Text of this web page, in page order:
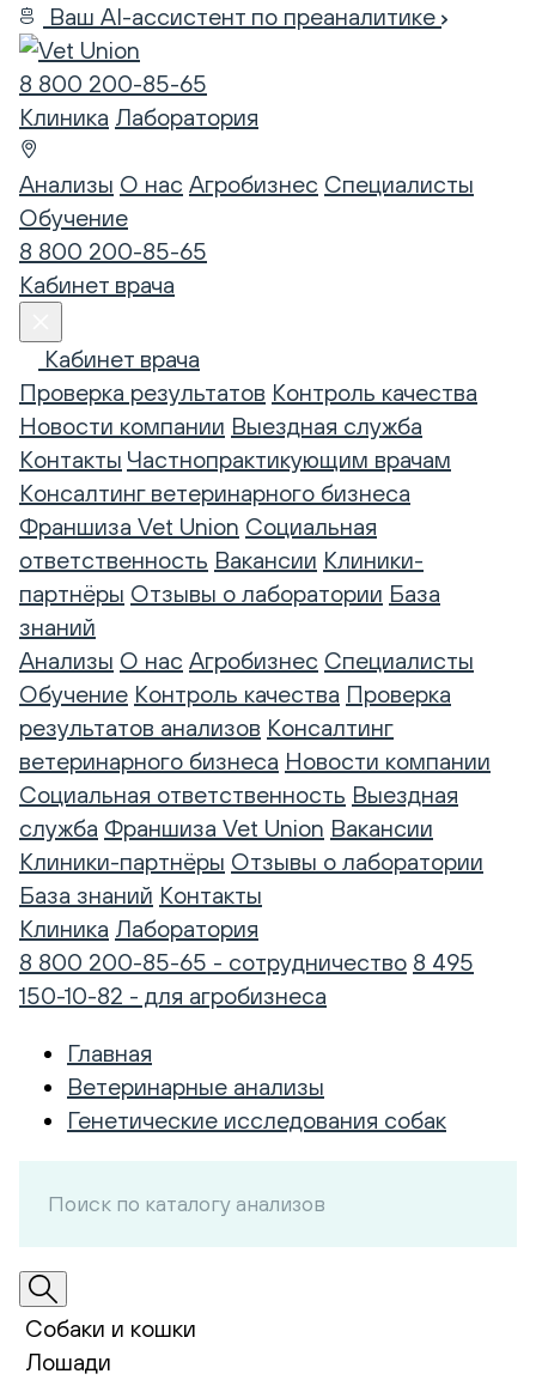
Ваш AI-ассистент по преаналитике
8 800 200-85-65
Клиника Лаборатория
Анализы О нас Агробизнес Специалисты
Обучение
8 800 200-85-65
Кабинет врача
Кабинет врача
Проверка результатов Контроль качества
Новости компании Выездная служба
Контакты Частнопрактикующим врачам
Консалтинг ветеринарного бизнеса
Франшиза Vet Union Социальная
ответственность Вакансии Клиники-
партнёры Отзывы о лаборатории База
знаний
Анализы О нас Агробизнес Специалисты
Обучение Контроль качества Проверка
результатов анализов Консалтинг
ветеринарного бизнеса Новости компании
Социальная ответственность Выездная
служба Франшиза Vet Union Вакансии
Клиники-партнёры Отзывы о лаборатории
База знаний Контакты
Клиника Лаборатория
8 800 200-85-65 - сотрудничество 8 495
150-10-82 - для агробизнеса
Главная
Ветеринарные анализы
Генетические исследования собак
Собаки и кошки
Лошади